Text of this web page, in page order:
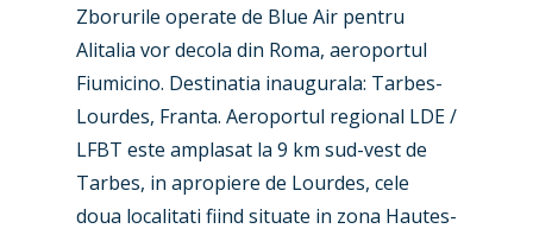
Zborurile operate de Blue Air pentru
Alitalia vor decola din Roma, aeroportul
Fiumicino. Destinatia inaugurala: Tarbes-
Lourdes, Franta. Aeroportul regional LDE /
LFBT este amplasat la 9 km sud-vest de
Tarbes, in apropiere de Lourdes, cele
doua localitati fiind situate in zona Hautes-